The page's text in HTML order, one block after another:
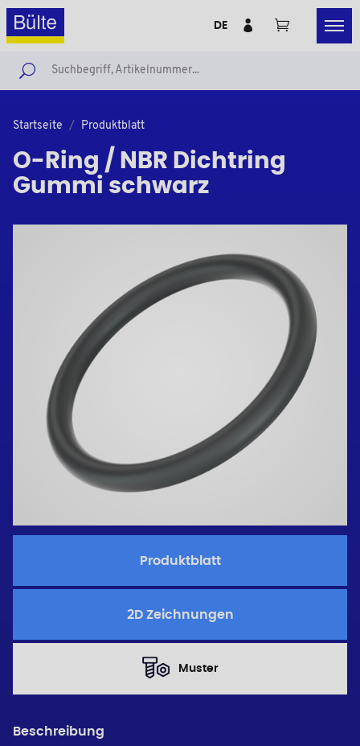
DE
Startseite Produktblatt
O-Ring / NBR Dichtring
Gummi schwarz
Produktblatt
2D Zeichnungen
Muster
Beschreibung